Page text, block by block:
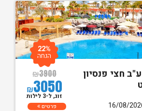
ע"ב חצי פנסיון
₪3900
₪3050
22%
הנחה
זוג, ל-3 לילות
פרטים